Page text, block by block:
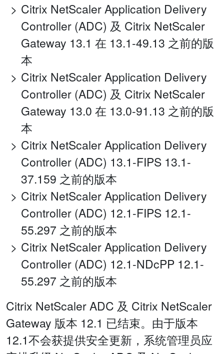
Citrix NetScaler Application Delivery
Controller (ADC) 及 Citrix NetScaler
Gateway 13.1 在 13.1-49.13 之前的版
本
Citrix NetScaler Application Delivery
Controller (ADC) 及 Citrix NetScaler
Gateway 13.0 在 13.0-91.13 之前的版
本
Citrix NetScaler Application Delivery
Controller (ADC) 13.1-FIPS 13.1-
37.159 之前的版本
Citrix NetScaler Application Delivery
Controller (ADC) 12.1-FIPS 12.1-
55.297 之前的版本
Citrix NetScaler Application Delivery
Controller (ADC) 12.1-NDcPP 12.1-
55.297 之前的版本
Citrix NetScaler ADC 及 Citrix NetScaler
Gateway 版本 12.1 已结束。由于版本
12.1不会获提供安全更新，系统管理员应